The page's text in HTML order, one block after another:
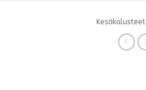
Kesäkalusteet